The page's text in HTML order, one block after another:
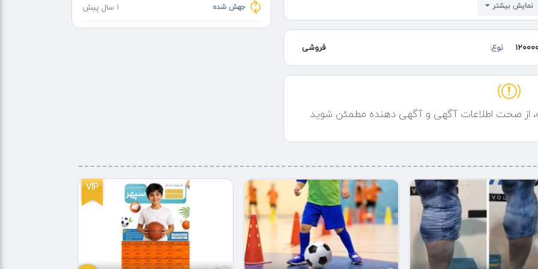
نمایش بیشتر
نوع: فروشی
از صحت اطلاعات آگهی و آگهی دهنده مطمئن شوید
جهش شده 1 سال پیش
VIP